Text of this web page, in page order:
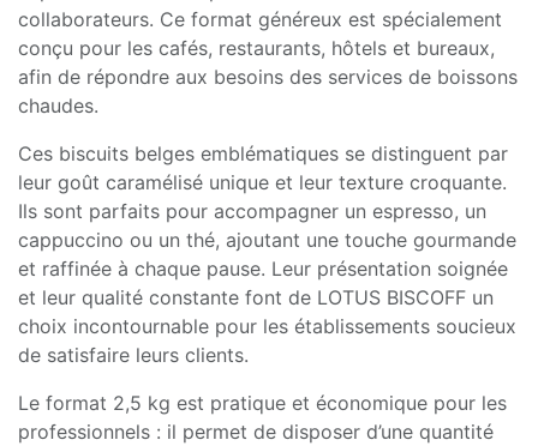
collaborateurs. Ce format généreux est spécialement
conçu pour les cafés, restaurants, hôtels et bureaux,
afin de répondre aux besoins des services de boissons
chaudes.
Ces biscuits belges emblématiques se distinguent par
leur goût caramélisé unique et leur texture croquante.
Ils sont parfaits pour accompagner un espresso, un
cappuccino ou un thé, ajoutant une touche gourmande
et raffinée à chaque pause. Leur présentation soignée
et leur qualité constante font de LOTUS BISCOFF un
choix incontournable pour les établissements soucieux
de satisfaire leurs clients.
Le format 2,5 kg est pratique et économique pour les
professionnels : il permet de disposer d’une quantité